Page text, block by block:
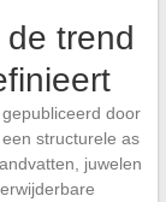
trend
door
structurele as
juwelen